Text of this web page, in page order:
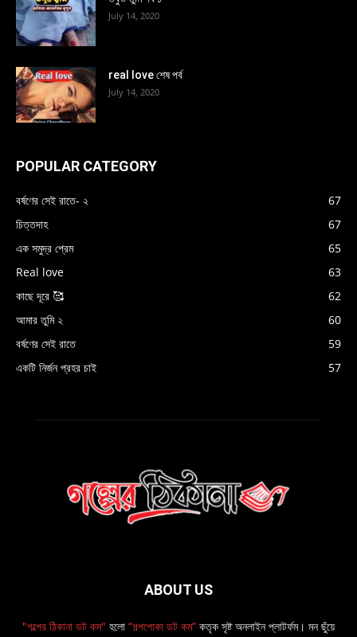
July 14, 2020
real love শেষ পর্ব
July 14, 2020
POPULAR CATEGORY
বর্ষণের সেই রাতে- ২
67
চিত্তদাহ
67
এক সমুদ্র প্রেম
65
Real love
63
কাছে দূরে 🥰
62
আমার তুমি ২
60
বর্ষণের সেই রাতে
59
একটি নির্জন প্রহর চাই
57
ABOUT US
"গল্পের ঠিকানা ডট কম" হলো “গল্পপোকা ডট কম” কতৃক সৃষ্ট অনলাইন প্লাটর্ফম। মন ছুঁয়ে